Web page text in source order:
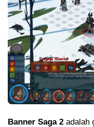
Banner Saga 2 adalah